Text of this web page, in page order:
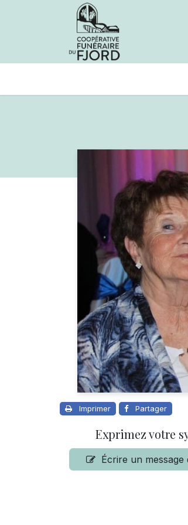
Imprimer Partager
Exprimez votre
Écrire un message